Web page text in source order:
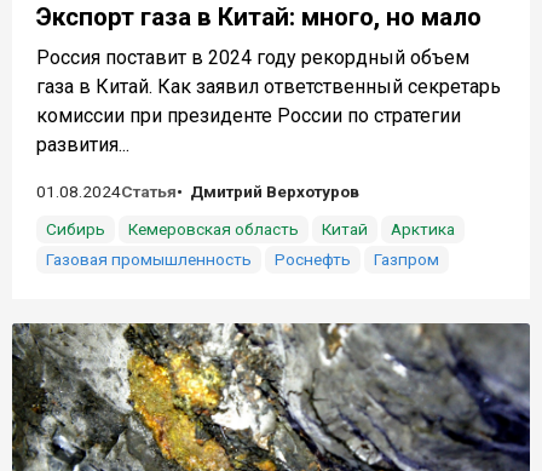
Экспорт газа в Китай: много, но мало
Россия поставит в 2024 году рекордный объем
газа в Китай. Как заявил ответственный секретарь
комиссии при президенте России по стратегии
развития...
01.08.2024Статья
Дмитрий Верхотуров
Сибирь
Кемеровская область Китай
Арктика
Газовая промышленность
Роснефть Газпром